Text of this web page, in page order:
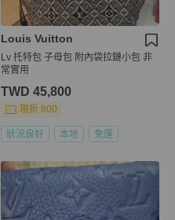
Louis Vuitton
Lv 托特包 子母包 附內袋拉鏈小包 非
常實用
TWD 45,800
現折 800
狀況良好 本地 免運